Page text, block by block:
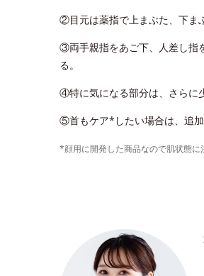
②目元は薬指で上まぶた、下ま
③両手親指をあご下、人差し指
る。
④特に気になる部分は、さらに
⑤首もケア*したい場合は、追加
*顔用に開発した商品なので肌状態